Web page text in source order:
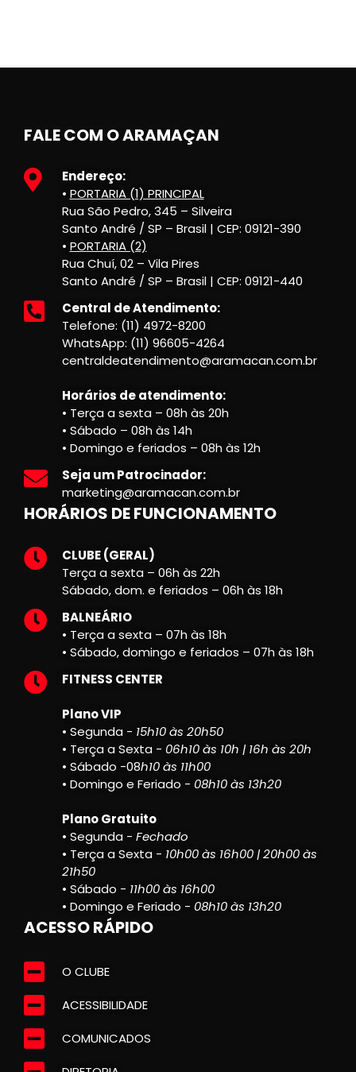
FALE COM O ARAMAÇAN
Endereço:
• PORTARIA (1) PRINCIPAL
Rua São Pedro, 345 – Silveira
Santo André / SP – Brasil | CEP: 09121-390
• PORTARIA (2)
Rua Chuí, 02 – Vila Pires
Santo André / SP – Brasil | CEP: 09121-440
Central de Atendimento:
Telefone: (11) 4972-8200
WhatsApp: (11) 96605-4264
centraldeatendimento@aramacan.com.br
Horários de atendimento:
• Terça a sexta – 08h às 20h
• Sábado – 08h às 14h
• Domingo e feriados – 08h às 12h
Seja um Patrocinador:
marketing@aramacan.com.br
HORÁRIOS DE FUNCIONAMENTO
CLUBE (GERAL)
Terça a sexta – 06h às 22h
Sábado, dom. e feriados – 06h às 18h
BALNEÁRIO
• Terça a sexta – 07h às 18h
• Sábado, domingo e feriados – 07h às 18h
FITNESS CENTER
Plano VIP
• Segunda - 15h10 às 20h50
• Terça a Sexta - 06h10 às 10h | 16h às 20h
• Sábado -08h10 às 11h00
• Domingo e Feriado - 08h10 às 13h20
Plano Gratuito
• Segunda - Fechado
• Terça a Sexta - 10h00 às 16h00 | 20h00 às
21h50
• Sábado - 11h00 às 16h00
• Domingo e Feriado - 08h10 às 13h20
ACESSO RÁPIDO
O CLUBE
ACESSIBILIDADE
COMUNICADOS